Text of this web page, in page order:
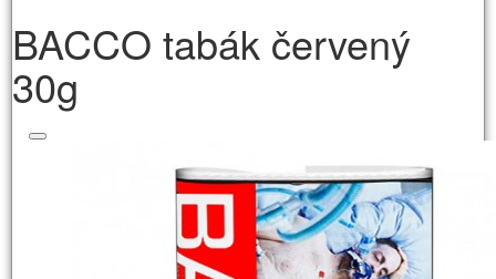
BACCO tabák červený
30g